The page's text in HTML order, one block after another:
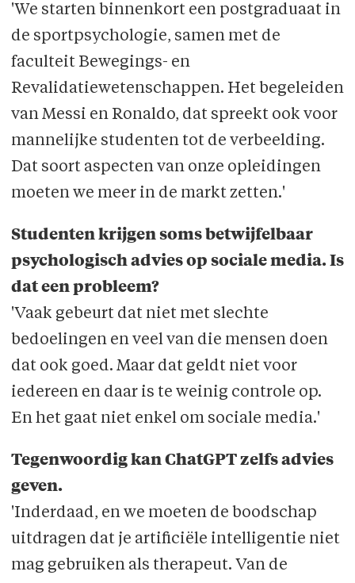
'We starten binnenkort een postgraduaat in
de sportpsychologie, samen met de
faculteit Bewegings- en
Revalidatiewetenschappen. Het begeleiden
van Messi en Ronaldo, dat spreekt ook voor
mannelijke studenten tot de verbeelding.
Dat soort aspec­ten van onze opleidingen
moeten we meer in de markt zetten.'
Studenten krijgen soms betwijfelbaar
psychologisch advies op sociale media. Is
dat een probleem?
'Vaak gebeurt dat niet met slechte
bedoelingen en veel van die mensen doen
dat ook goed. Maar dat geldt niet voor
iedereen en daar is te weinig controle op.
En het gaat niet enkel om sociale media.'
Tegenwoordig kan ChatGPT zelfs advies
geven.
'Inderdaad, en we moeten de boodschap
uitdragen dat je artificiële intelligentie niet
mag gebruiken als therapeut. Van de